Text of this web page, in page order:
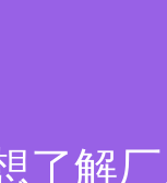
了解